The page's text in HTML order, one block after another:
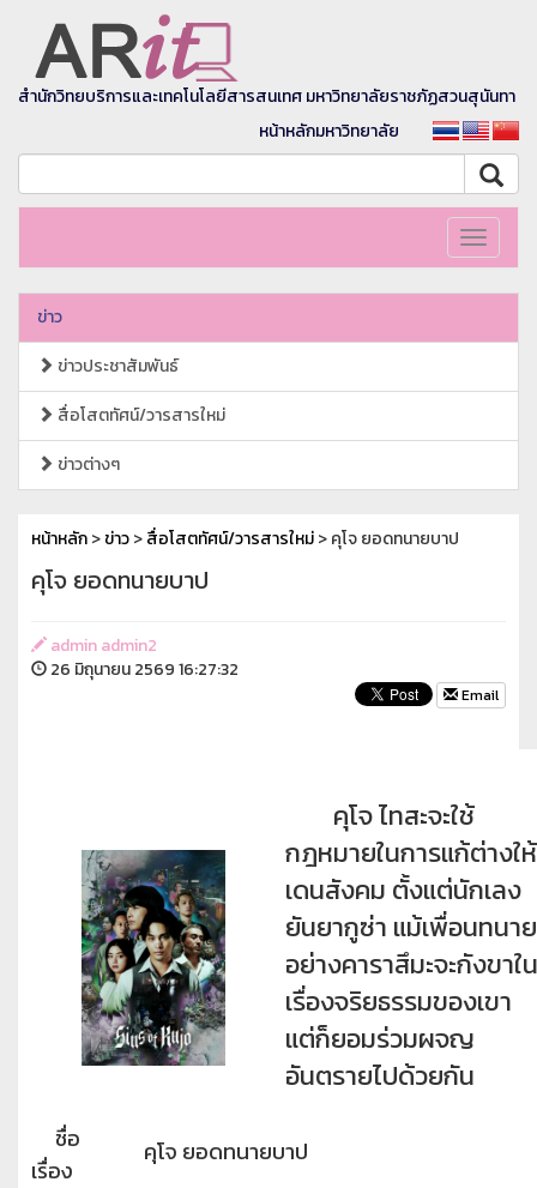
สำนักวิทยบริการและเทคโนโลยีสารสนเทศ มหาวิทยาลัยราชภัฏสวนสุนันทา
หน้าหลักมหาวิทยาลัย
Toggle
ข่าว
ข่าวประชาสัมพันธ์
สื่อโสตทัศน์/วารสารใหม่
ข่าวต่างๆ
หน้าหลัก>ข่าว>สื่อโสตทัศน์/วารสารใหม่> คุโจ ยอดทนายบาป
คุโจ ยอดทนายบาป
admin admin2
26 มิถุนายน 2569 16:27:32
Email
คุโจ ไทสะจะใช้
กฎหมายในการแก้ต่างให้
เดนสังคม ตั้งแต่นักเลง
ยันยากูซ่า แม้เพื่อนทนาย
อย่างคาราสึมะจะกังขาใน
เรื่องจริยธรรมของเขา
แต่ก็ยอมร่วมผจญ
อันตรายไปด้วยกัน
ชื่อ
เรื่อง
คุโจ ยอดทนายบาป